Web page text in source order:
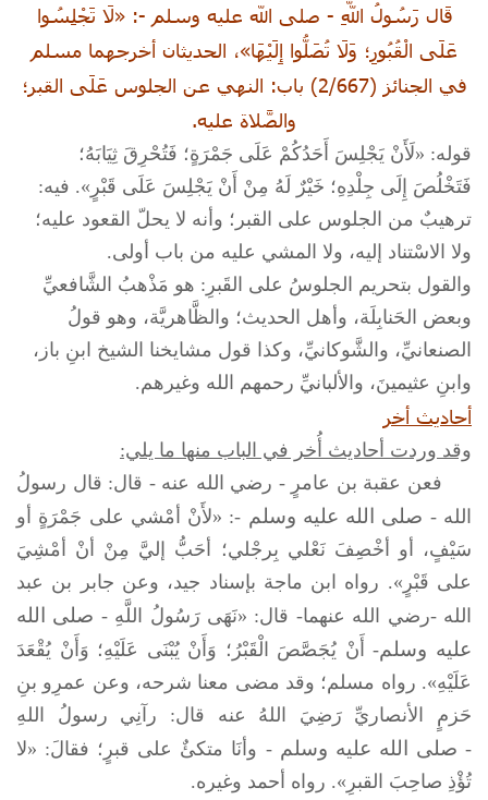
قَال رَسُولُ اللَّهِ - صلى الله عليه وسلم -: «لَا تَجْلِسُوا
عَلَى الْقُبُورِ؛ وَلَا تُصَلُّوا إِلَيْهَا»، الحديثان أخرجهما مسلم
في الجنائز (2/667) باب: النهي عن الجلوس عَلَى القبر؛
والصَّلاة عليه.
قوله: «لَأَنْ يَجْلِسَ أَحَدُكُمْ عَلَى جَمْرَةٍ؛ فَتُحْرِقَ ثِيَابَهُ؛
فَتَخْلُصَ إِلَى جِلْدِهِ؛ خَيْرٌ لَهُ مِنْ أَنْ يَجْلِسَ عَلَى قَبْرٍ». فيه:
ترهيبٌ من الجلوس على القبر؛ وأنه لا يحلّ القعود عليه؛
ولا الاسْتناد إليه، ولا المشي عليه من باب أولى.
والقول بتحريم الجلوسُ على القَبرِ: هو مَذْهبُ الشَّافعيِّ
وبعض الحَنابِلَة، وأهل الحديث؛ والظَّاهريَّة، وهو قولُ
الصنعانيِّ، والشَّوكانيِّ، وكذا قول مشايخنا الشيخ ابنِ باز،
وابنِ عثيمينَ، والألبانيِّ رحمهم الله وغيرهم.
أحاديث أخر
وقد وردت أحاديث أُخر في الباب منها ما يلي:
فعن عقبة بن عامرٍ - رضي الله عنه - قال: قال رسولُ
الله - صلى الله عليه وسلم -: «لأَنْ أمْشي على جَمْرَةٍ أو
سَيْفٍ، أو أخْصِفَ نَعْلي بِرجْلي؛ أحَبُّ إليَّ مِنْ أنْ أمْشِيَ
على قَبْرٍ». رواه ابن ماجة بإسناد جيد، وعن جابر بن عبد
الله -رضي الله عنهما- قال: «نَهَى رَسُولُ اللَّهِ - صلى الله
عليه وسلم- أَنْ يُجَصَّصَ الْقَبْرُ؛ وَأَنْ يُبْنَى عَلَيْهِ؛ وَأَنْ يُقْعَدَ
عَلَيْهِ». رواه مسلم؛ وقد مضى معنا شرحه، وعن عمرِو بنِ
حَزمٍ الأنصاريِّ رَضِيَ اللهُ عنه قال: رآنِي رسولُ اللهِ
- صلى الله عليه وسلم- وأنَا متكئٌ على قبرٍ؛ فقالَ: «لا
تُؤْذِ صاحِبَ القبرِ». رواه أحمد وغيره.